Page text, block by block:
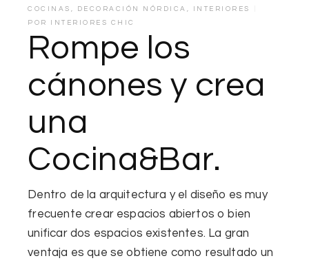
COCINAS , DECORACIÓN NÓRDICA ,
INTERIORES
POR
INTERIORES CHIC
Rompe los
cánones y crea
una
Cocina&Bar.
Dentro de la arquitectura y el diseño es muy
frecuente crear espacios abiertos o bien
unificar dos espacios existentes. La gran
ventaja es que se obtiene como resultado un